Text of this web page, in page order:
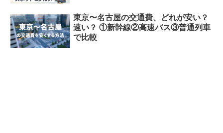
東京〜名古屋の交通費、どれが安い？
速い？ ①新幹線②高速バス③普通列車
で比較